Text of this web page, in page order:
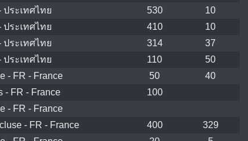
ประเทศไทย 530
10
ประเทศไทย 410
10
ประเทศไทย 314
37
ประเทศไทย 110
50
- FR - France 50
40
- FR - France
100
- FR - France
- FR - France 400
329